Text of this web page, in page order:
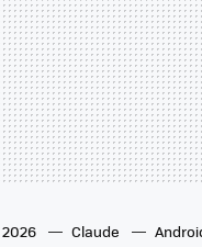
Claude